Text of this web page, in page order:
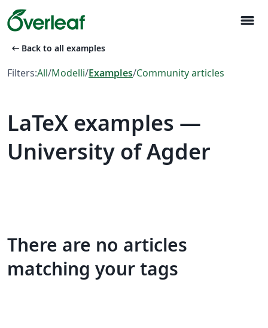
menu
arrow_left_alt Back to all examples
Filters:All/Modelli/Examples/Community articles
LaTeX examples —
University of Agder
There are no articles
matching your tags